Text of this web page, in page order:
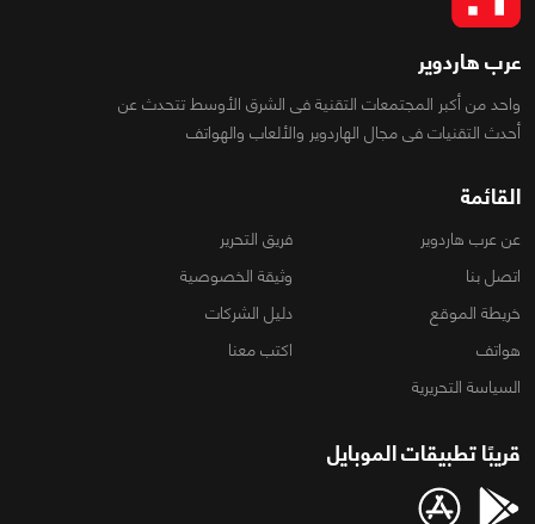
عرب هاردوير
واحد من أكبر المجتمعات التقنية فى الشرق الأوسط تتحدث عن
أحدث التقنيات فى مجال الهاردوير والألعاب والهواتف
القائمة
عن عرب هاردوير
فريق التحرير
اتصل بنا
وثيقة الخصوصية
خريطة الموقع
دليل الشركات
هواتف
اكتب معنا
السياسة التحريرية
قريبًا تطبيقات الموبايل